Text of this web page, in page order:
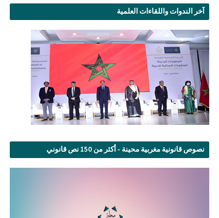
آخر الندوات واللقاءات العلمية
نصوص قانونية مغربية محينة - أكثر من 150 نص قانوني